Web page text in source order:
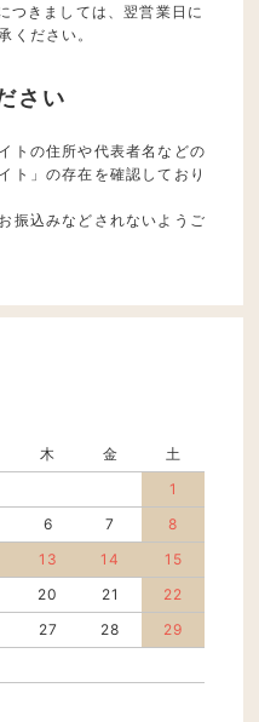
つきましては、翌営業日に
ください。
さい
トの住所や代表者名などの
ト」の存在を確認しており
振込みなどされないようご
木 金
土
1
6 7
8
13 14
15
20 21
22
27 28
29